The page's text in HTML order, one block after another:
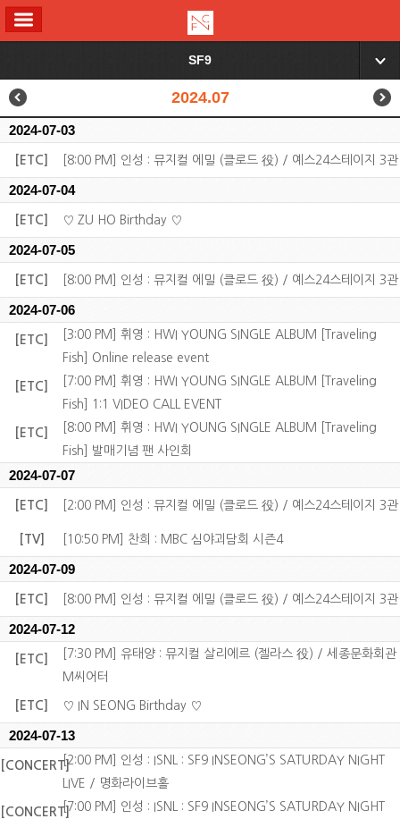
SF9 ▼
2024.07
2024-07-03
[ETC] [8:00 PM] 인성 : 뮤지컬 에밀 (클로드 役) / 예스24스테이지 3관
2024-07-04
[ETC] ♡ ZU HO Birthday ♡
2024-07-05
[ETC] [8:00 PM] 인성 : 뮤지컬 에밀 (클로드 役) / 예스24스테이지 3관
2024-07-06
[ETC]
[3:00 PM] 휘영 : HWI YOUNG SINGLE ALBUM [Traveling
Fish] Online release event
[ETC]
[7:00 PM] 휘영 : HWI YOUNG SINGLE ALBUM [Traveling
Fish] 1:1 VIDEO CALL EVENT
[ETC]
[8:00 PM] 휘영 : HWI YOUNG SINGLE ALBUM [Traveling
Fish] 발매기념 팬 사인회
2024-07-07
[ETC] [2:00 PM] 인성 : 뮤지컬 에밀 (클로드 役) / 예스24스테이지 3관
[TV] [10:50 PM] 찬희 : MBC 심야괴담회 시즌4
2024-07-09
[ETC] [8:00 PM] 인성 : 뮤지컬 에밀 (클로드 役) / 예스24스테이지 3관
2024-07-12
[ETC]
[7:30 PM] 유태양 : 뮤지컬 살리에르 (젤라스 役) / 세종문화회관
M씨어터
[ETC] ♡ IN SEONG Birthday ♡
2024-07-13
[CONCERT][2:00 PM] 인성 : ISNL : SF9 INSEONG’S SATURDAY NIGHT
LIVE / 명화라이브홀
[CONCERT][7:00 PM] 인성 : ISNL : SF9 INSEONG’S SATURDAY NIGHT